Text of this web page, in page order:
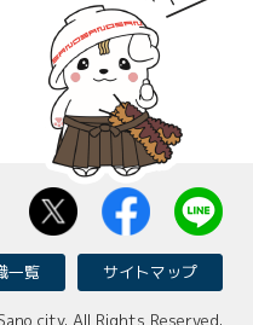
一覧 サイトマップ
city. All Rights Reserved.